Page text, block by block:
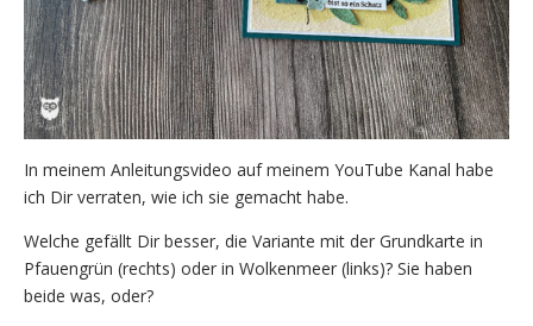
In meinem Anleitungsvideo auf meinem YouTube Kanal habe
ich Dir verraten, wie ich sie gemacht habe.
Welche gefällt Dir besser, die Variante mit der Grundkarte in
Pfauengrün (rechts) oder in Wolkenmeer (links)? Sie haben
beide was, oder?